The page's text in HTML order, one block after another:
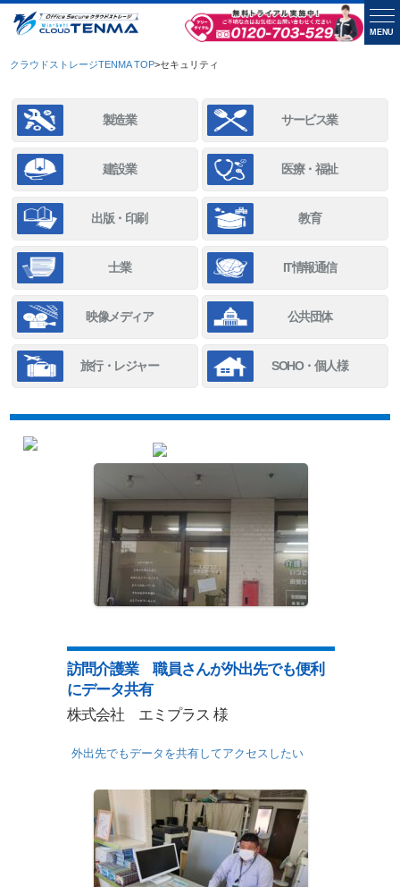
クラウドストレージTENMA TOP>セキュリティ
製造業 サービス業
建設業 医療・福祉
出版・印刷 教育
士業 IT情報通信
映像メディア 公共団体
旅行・レジャー SOHO・個人様
訪問介護業 職員さんが外出先でも便利
にデータ共有
株式会社 エミプラス 様
外出先でもデータを共有してアクセスしたい
MENU